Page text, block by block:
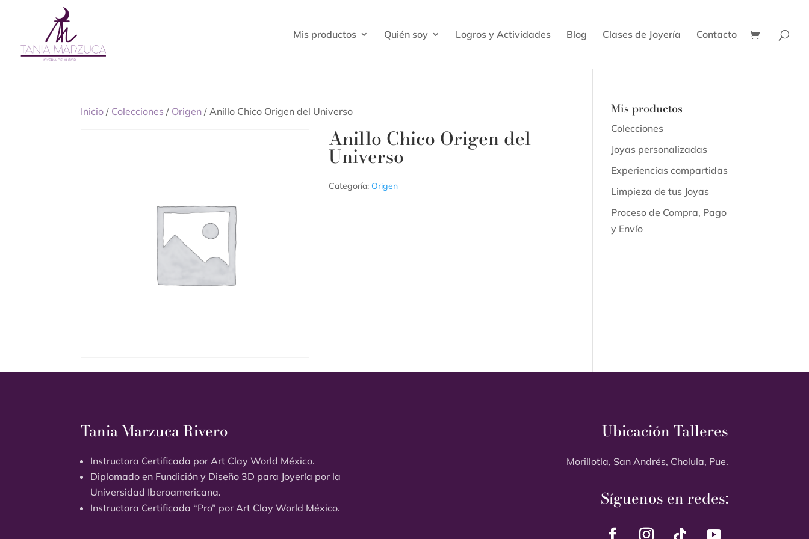
Mis productos Quién soy Logros y Actividades Blog Clases de Joyería Contacto
Inicio / Colecciones / Origen / Anillo Chico Origen del Universo
Anillo Chico Origen del
Universo
Categoría:Origen
Mis productos
Colecciones
Joyas personalizadas
Experiencias compartidas
Limpieza de tus Joyas
Proceso de Compra, Pago
y Envío
Tania Marzuca Rivero
Instructora Certificada por Art Clay World México.
Diplomado en Fundición y Diseño 3D para Joyería por la
Universidad Iberoamericana.
Instructora Certificada “Pro” por Art Clay World México.
Ubicación Talleres
Morillotla, San Andrés, Cholula, Pue.
Síguenos en redes: